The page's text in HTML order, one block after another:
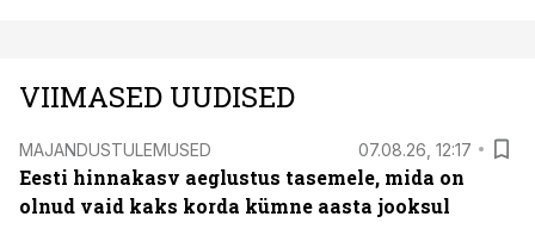
VIIMASED UUDISED
MAJANDUSTULEMUSED 07.08.26, 12:17
Eesti hinnakasv aeglustus tasemele, mida on
olnud vaid kaks korda kümne aasta jooksul